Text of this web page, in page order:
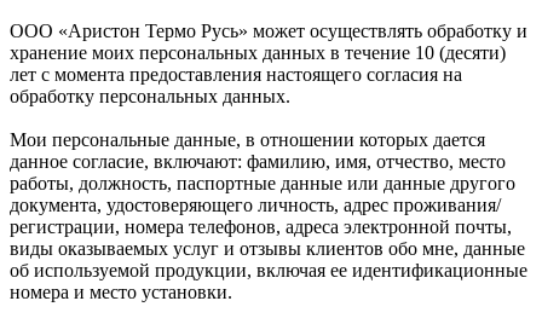
ООО «Аристон Термо Русь» может осуществлять обработку и
хранение моих персональных данных в течение 10 (десяти)
лет с момента предоставления настоящего согласия на
обработку персональных данных.
Мои персональные данные, в отношении которых дается
данное согласие, включают: фамилию, имя, отчество, место
работы, должность, паспортные данные или данные другого
документа, удостоверяющего личность, адрес проживания/
регистрации, номера телефонов, адреса электронной почты,
виды оказываемых услуг и отзывы клиентов обо мне, данные
об используемой продукции, включая ее идентификационные
номера и место установки.